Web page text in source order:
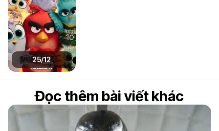
25/12
Đọc thêm bài viết khác